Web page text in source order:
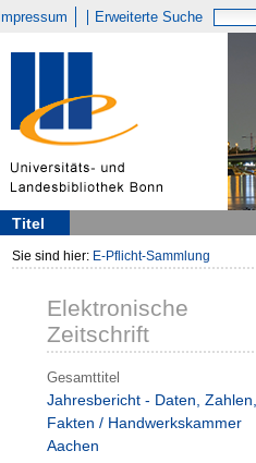
Impressum Erweiterte Suche
Titel
Sie sind hier: E-Pflicht-Sammlung
Elektronische
Zeitschrift
Gesamttitel
Jahresbericht - Daten, Zahlen,
Fakten / Handwerkskammer
Aachen